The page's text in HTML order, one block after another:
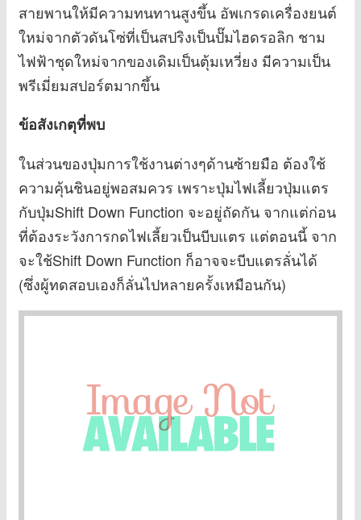
สายพานให้มีความทนทานสูงขึ้น อัพเกรดเครื่องยนต์
ใหม่จากตัวดันโซ่ที่เป็นสปริงเป็นปั๊มไฮดรอลิก ชาม
ไฟฟ้าชุดใหม่จากของเดิมเป็นตุ้มเหวี่ยง มีความเป็น
พรีเมี่ยมสปอร์ตมากขึ้น
ข้อสังเกตุที่พบ
ในส่วนของปุ่มการใช้งานต่างๆด้านซ้ายมือ ต้องใช้
ความคุ้นชินอยู่พอสมควร เพราะปุ่มไฟเลี้ยวปุ่มแตร
กับปุ่มShift Down Function จะอยู่ถัดกัน จากแต่ก่อน
ที่ต้องระวังการกดไฟเลี้ยวเป็นบีบแตร แต่ตอนนี้ จาก
จะใช้Shift Down Function ก็อาจจะบีบแตรลั่นได้
(ซึ่งผู้ทดสอบเองก็ลั่นไปหลายครั้งเหมือนกัน)